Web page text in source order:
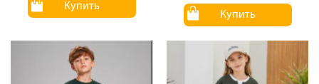
Купить
Купить